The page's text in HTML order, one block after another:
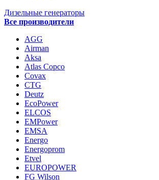
Дизельные генераторы
Все производители
AGG
Airman
Aksa
Atlas Copco
Covax
CTG
Deutz
EcoPower
ELCOS
EMPower
EMSA
Energo
Energoprom
Etvel
EUROPOWER
FG Wilson